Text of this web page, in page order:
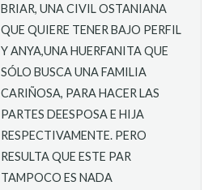
BRIAR, UNA CIVIL OSTANIANA
QUE QUIERE TENER BAJO PERFIL
Y ANYA,UNA HUERFANITA QUE
SÓLO BUSCA UNA FAMILIA
CARIÑOSA, PARA HACER LAS
PARTES DEESPOSA E HIJA
RESPECTIVAMENTE. PERO
RESULTA QUE ESTE PAR
TAMPOCO ES NADA